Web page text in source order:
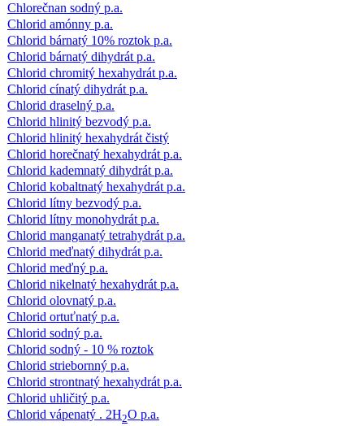
Chlorečnan sodný p.a.
Chlorid amónny p.a.
Chlorid bárnatý 10% roztok p.a.
Chlorid bárnatý dihydrát p.a.
Chlorid chromitý hexahydrát p.a.
Chlorid cínatý dihydrát p.a.
Chlorid draselný p.a.
Chlorid hlinitý bezvodý p.a.
Chlorid hlinitý hexahydrát čistý
Chlorid horečnatý hexahydrát p.a.
Chlorid kademnatý dihydrát p.a.
Chlorid kobaltnatý hexahydrát p.a.
Chlorid lítny bezvodý p.a.
Chlorid lítny monohydrát p.a.
Chlorid manganatý tetrahydrát p.a.
Chlorid meďnatý dihydrát p.a.
Chlorid meďný p.a.
Chlorid nikelnatý hexahydrát p.a.
Chlorid olovnatý p.a.
Chlorid ortuťnatý p.a.
Chlorid sodný p.a.
Chlorid sodný - 10 % roztok
Chlorid striebornný p.a.
Chlorid strontnatý hexahydrát p.a.
Chlorid uhličitý p.a.
Chlorid vápenatý . 2H2O p.a.